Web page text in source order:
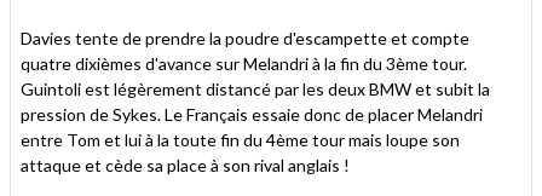
Davies tente de prendre la poudre d'escampette et compte
quatre dixièmes d'avance sur Melandri à la fin du 3ème tour.
Guintoli est légèrement distancé par les deux BMW et subit la
pression de Sykes. Le Français essaie donc de placer Melandri
entre Tom et lui à la toute fin du 4ème tour mais loupe son
attaque et cède sa place à son rival anglais !